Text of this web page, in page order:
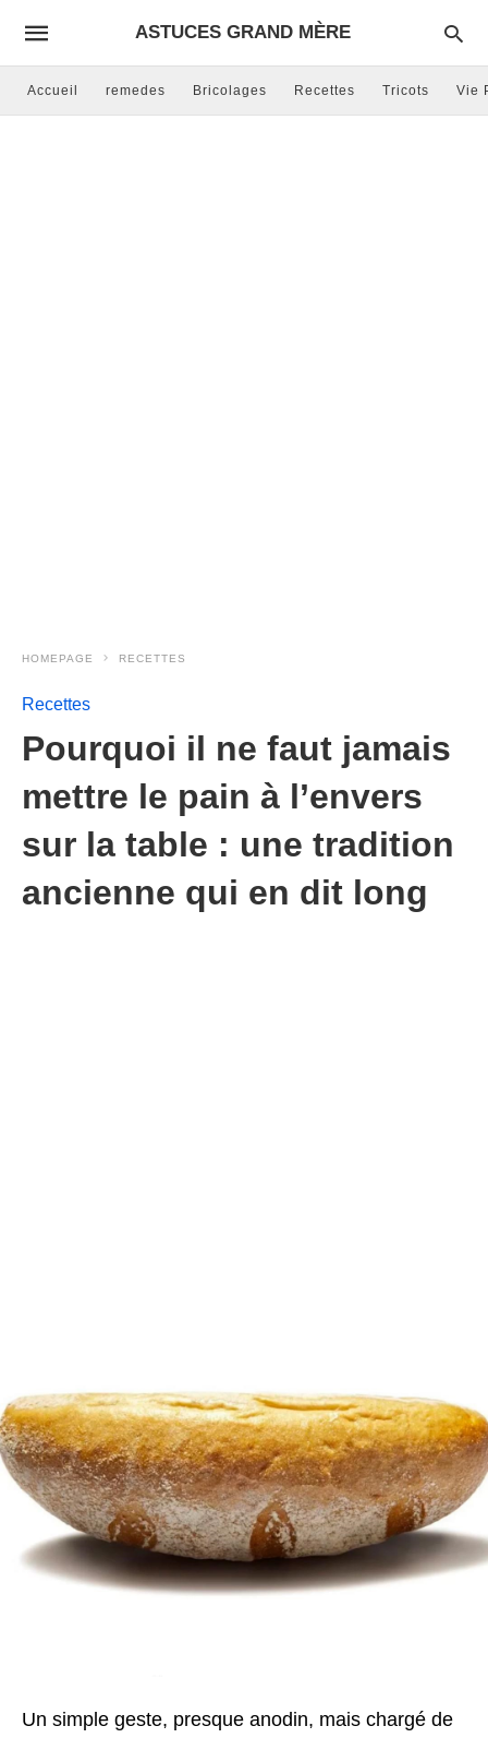
ASTUCES GRAND MÈRE
Accueil remedes Bricolages Recettes Tricots Vie
HOMEPAGE RECETTES
Recettes
Pourquoi il ne faut jamais
mettre le pain à l’envers
sur la table : une tradition
ancienne qui en dit long
Un simple geste, presque anodin, mais chargé de